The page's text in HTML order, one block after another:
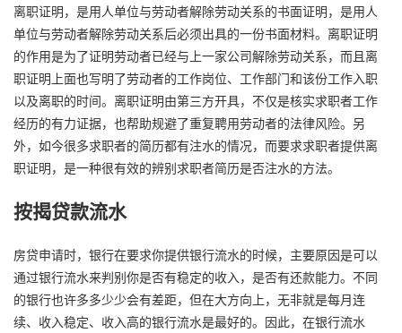
离职证明，是用人单位与劳动者解除劳动关系的书面证明，是用人
单位与劳动者解除劳动关系后必须出具的一份书面材料。离职证明
的作用是为了证明劳动者已经与上一家公司解除劳动关系，而且离
职证明上面也写明了劳动者的工作岗位、工作部门和该份工作入职
以及离职的时间。离职证明由第三方开具，不仅是核实求职者工作
经历的有力证据，也帮助规避了重复聘用劳动者的法律风险。另
外，如今很多求职者的简历都有注水的情况，而要求求职者提供离
职证明，是一种很有效的辨别求职者简历是否注水的方法。
按揭贷款流水
房贷申请时，银行在要求你提供银行流水的时候，主要原因是可以
通过银行流水来判别你是否有稳定的收入，是否有还款能力。不同
的银行也许多多少少会有差距，但在大方向上，无非就是每月连
续、收入稳定、收入高的银行流水是最好的。因此，在银行流水